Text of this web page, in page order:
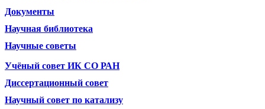
Документы
Научная библиотека
Научные советы
Учёный совет ИК СО РАН
Диссертационный совет
Научный совет по катализу